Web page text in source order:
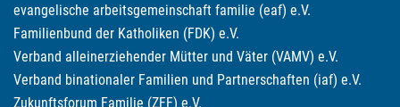
evangelische arbeitsgemeinschaft familie (eaf) e.V.
Familienbund der Katholiken (FDK) e.V.
Verband alleinerziehender Mütter und Väter (VAMV) e.V.
Verband binationaler Familien und Partnerschaften (iaf) e.V.
Zukunftsforum Familie (ZFF) e.V.